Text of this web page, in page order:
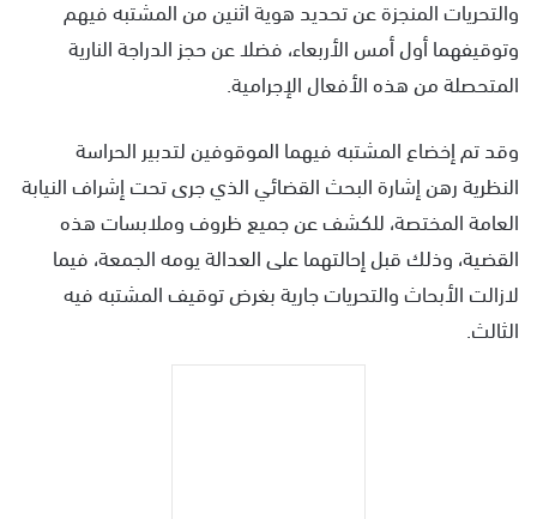
والتحريات المنجزة عن تحديد هوية اثنين من المشتبه فيهم
وتوقيفهما أول أمس الأربعاء، فضلا عن حجز الدراجة النارية
المتحصلة من هذه الأفعال الإجرامية.
وقد تم إخضاع المشتبه فيهما الموقوفين لتدبير الحراسة
النظرية رهن إشارة البحث القضائي الذي جرى تحت إشراف النيابة
العامة المختصة، للكشف عن جميع ظروف وملابسات هذه
القضية، وذلك قبل إحالتهما على العدالة يومه الجمعة، فيما
لازالت الأبحاث والتحريات جارية بغرض توقيف المشتبه فيه
الثالث.